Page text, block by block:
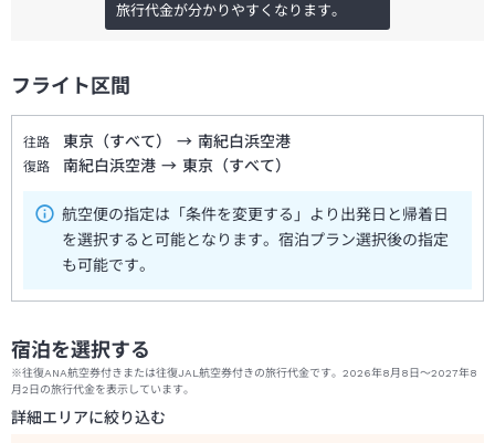
旅行代金が分かりやすくなります。
フライト区間
往路 東京（すべて） → 南紀白浜空港
復路 南紀白浜空港 → 東京（すべて）
航空便の指定は「条件を変更する」より出発日と帰着日
を選択すると可能となります。宿泊プラン選択後の指定
も可能です。
宿泊を選択する
※往復ANA航空券付きまたは往復JAL航空券付きの旅行代金です。2026年8月8日～2027年8
月2日の旅行代金を表示しています。
詳細エリアに絞り込む